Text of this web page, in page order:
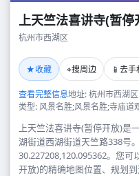
上天竺法喜讲寺(暂停
杭州市西湖区
★收藏 ⌖搜周边 📱 去手
查看完整信息地址: 杭州市西湖
类型: 风景名胜;风景名胜;寺庙道
上天竺法喜讲寺(暂停开放)是
湖街道西湖街道天竺路338号
30.227208,120.095362。您
开放)的精确地图位置、规划